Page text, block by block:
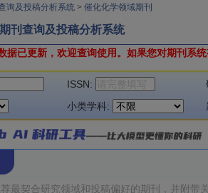
询及投稿分析系统 > 催化化学领域期刊
刊查询及投稿分析系统
已更新，欢迎查询使用。 如果您对期刊系
ISSN:
小类学科: